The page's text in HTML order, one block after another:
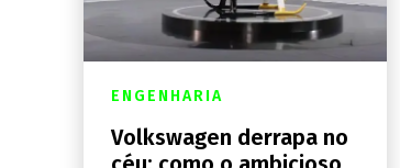
ENGENHARIA
Volkswagen derrapa no